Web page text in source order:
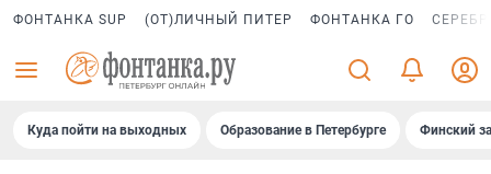
ФОНТАНКА SUP (ОТ)ЛИЧНЫЙ ПИТЕР ФОНТАНКА ГО
Куда пойти на выходных Образование в Петербурге Финский